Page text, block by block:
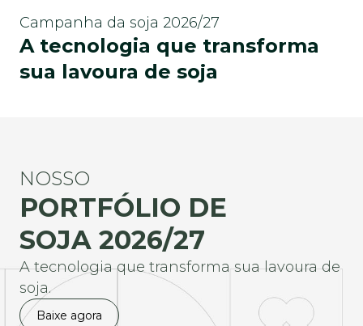
Campanha da soja 2026/27
A tecnologia que transforma
sua lavoura de soja
NOSSO
PORTFÓLIO DE
SOJA 2026/27
A tecnologia que transforma sua lavoura de
soja.
Baixe agora